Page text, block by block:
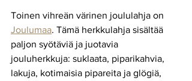
Toinen vihreän värinen joululahja on
Joulumaa. Tämä herkkulahja sisältää
paljon syötäviä ja juotavia
jouluherkkuja: suklaata, piparikahvia,
lakuja, kotimaisia pipareita ja glögiä,